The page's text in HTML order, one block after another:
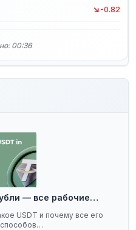
↘ -0.82
00:36
— все рабочие…
USDT и почему все его
способов…